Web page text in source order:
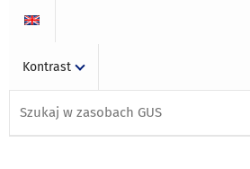
Kontrast